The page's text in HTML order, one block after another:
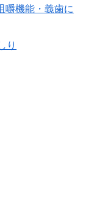
嚼機能・義歯に
り